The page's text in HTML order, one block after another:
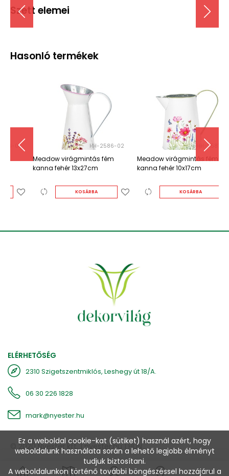
Szett elemei
Hasonló termékek
HH-2586-02
Meadow virágmintás fém
kanna fehér 13x27cm
KOSÁRBA
HH-2587-01
Meadow virágmintás fém
kanna fehér 10x17cm
KOSÁRBA
ELÉRHETŐSÉG
2310 Szigetszentmiklós, Leshegy út 18/A.
06 30 226 1828
mark@nyester.hu
© 2020 Nyester kft. |nyester.hu| HUN
Ez a weboldal cookie-kat (sütiket) használ azért, hogy
weboldalunk használata során a lehető legjobb élményt
tudjuk biztosítani.
A weboldalunkon történő további böngészéssel hozzájárul a